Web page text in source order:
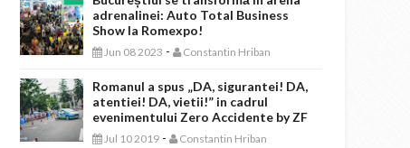
adrenalinei: Auto Total Business
Show la Romexpo!
Jun 08 2023 - Constantin Hriban
Romanul a spus „DA, sigurantei! DA,
atentiei! DA, vietii!” in cadrul
evenimentului Zero Accidente by ZF
Jul 10 2019 - Constantin Hriban